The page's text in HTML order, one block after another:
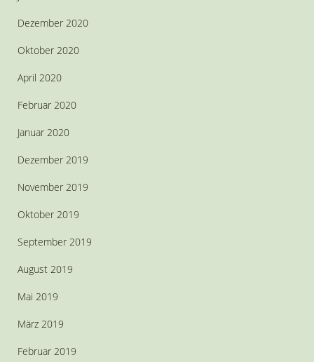
Dezember 2020
Oktober 2020
April 2020
Februar 2020
Januar 2020
Dezember 2019
November 2019
Oktober 2019
September 2019
August 2019
Mai 2019
März 2019
Februar 2019